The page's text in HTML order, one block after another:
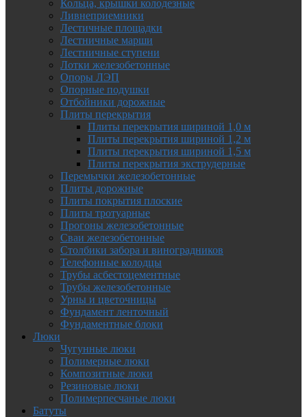
Кольца, крышки колодезные
Ливнеприемники
Лестичные площадки
Лестничные марши
Лестничные ступени
Лотки железобетонные
Опоры ЛЭП
Опорные подушки
Отбойники дорожные
Плиты перекрытия
Плиты перекрытия шириной 1,0 м
Плиты перекрытия шириной 1,2 м
Плиты перекрытия шириной 1,5 м
Плиты перекрытия экструдерные
Перемычки железобетонные
Плиты дорожные
Плиты покрытия плоские
Плиты тротуарные
Прогоны железобетонные
Сваи железобетонные
Столбики забора и виноградников
Телефонные колодцы
Трубы асбестоцементные
Трубы железобетонные
Урны и цветочницы
Фундамент ленточный
Фундаментные блоки
Люки
Чугунные люки
Полимерные люки
Композитные люки
Резиновые люки
Полимерпесчаные люки
Батуты